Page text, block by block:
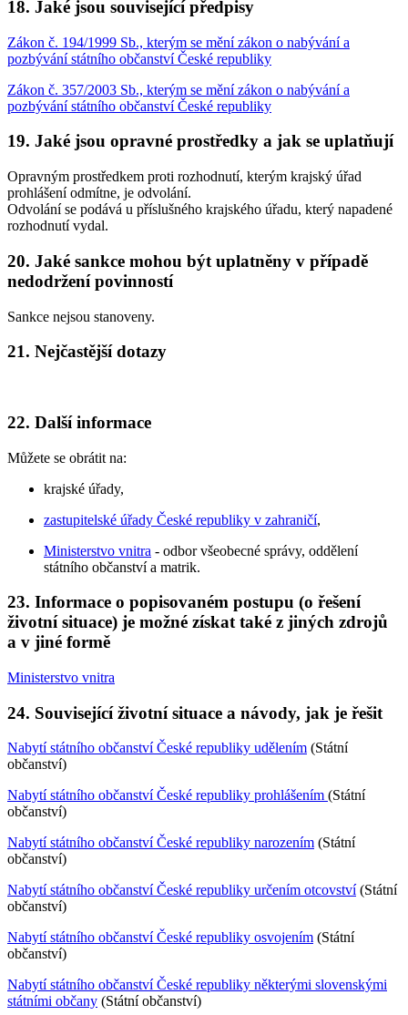
18. Jaké jsou související předpisy
Zákon č. 194/1999 Sb., kterým se mění zákon o nabývání a
pozbývání státního občanství České republiky
Zákon č. 357/2003 Sb., kterým se mění zákon o nabývání a
pozbývání státního občanství České republiky
19. Jaké jsou opravné prostředky a jak se uplatňují
Opravným prostředkem proti rozhodnutí, kterým krajský úřad
prohlášení odmítne, je odvolání.
Odvolání se podává u příslušného krajského úřadu, který napadené
rozhodnutí vydal.
20. Jaké sankce mohou být uplatněny v případě
nedodržení povinností
Sankce nejsou stanoveny.
21. Nejčastější dotazy
22. Další informace
Můžete se obrátit na:
krajské úřady,
zastupitelské úřady České republiky v zahraničí,
Ministerstvo vnitra - odbor všeobecné správy, oddělení
státního občanství a matrik.
23. Informace o popisovaném postupu (o řešení
životní situace) je možné získat také z jiných zdrojů
a v jiné formě
Ministerstvo vnitra
24. Související životní situace a návody, jak je řešit
Nabytí státního občanství České republiky udělením (Státní
občanství)
Nabytí státního občanství České republiky prohlášením (Státní
občanství)
Nabytí státního občanství České republiky narozením (Státní
občanství)
Nabytí státního občanství České republiky určením otcovství(Státní
občanství)
Nabytí státního občanství České republiky osvojením (Státní
občanství)
Nabytí státního občanství České republiky některými slovenskými
státními občany (Státní občanství)